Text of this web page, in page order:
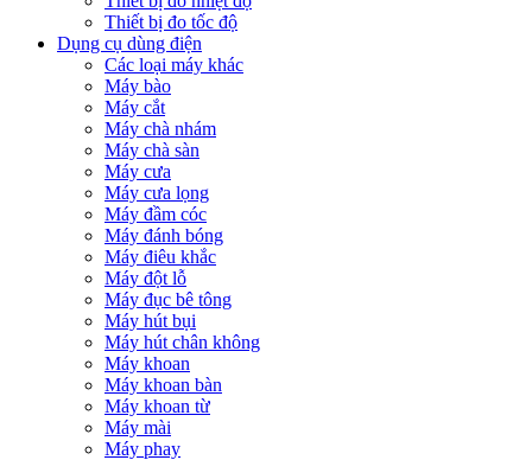
Thiết bị đo tốc độ
Dụng cụ dùng điện
Các loại máy khác
Máy bào
Máy cắt
Máy chà nhám
Máy chà sàn
Máy cưa
Máy cưa lọng
Máy đầm cóc
Máy đánh bóng
Máy điêu khắc
Máy đột lỗ
Máy đục bê tông
Máy hút bụi
Máy hút chân không
Máy khoan
Máy khoan bàn
Máy khoan từ
Máy mài
Máy phay